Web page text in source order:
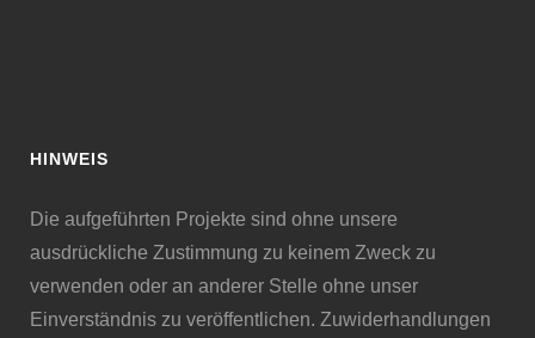
HINWEIS
Die aufgeführten Projekte sind ohne unsere
ausdrückliche Zustimmung zu keinem Zweck zu
verwenden oder an anderer Stelle ohne unser
Einverständnis zu veröffentlichen. Zuwiderhandlungen